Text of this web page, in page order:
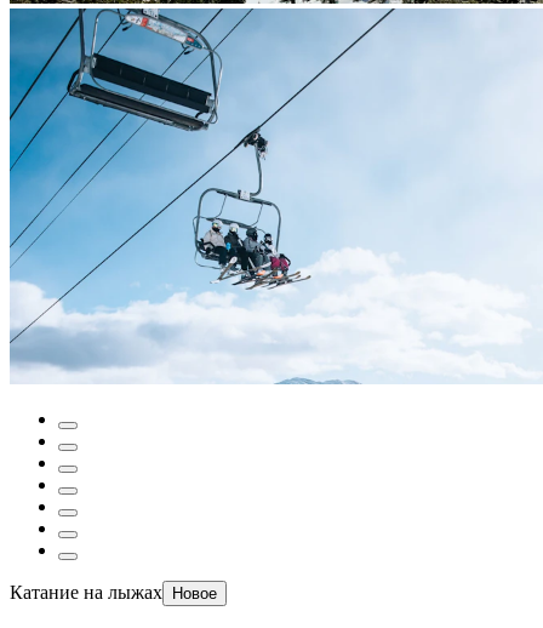
Катание на лыжах Новое